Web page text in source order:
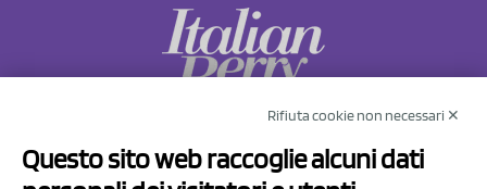
Via Prov.le Sassuolo Vignola 315/1
Rifiuta cookie non necessari ✕
Questo sito web raccoglie alcuni dati